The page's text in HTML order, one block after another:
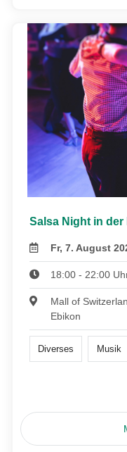
Salsa Night in der
Fr, 7. August
18:00 - 22:00
Mall of
Ebikon
Diverses Musik